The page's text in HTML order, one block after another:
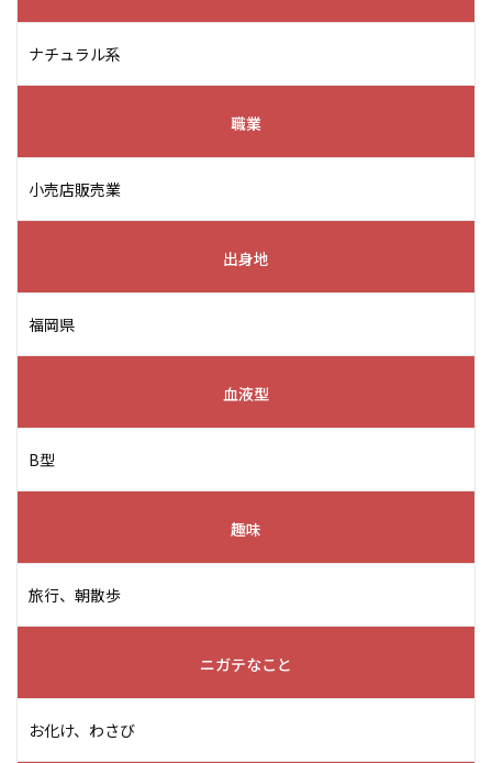
ナチュラル系
職業
小売店販売業
出身地
福岡県
血液型
B型
趣味
旅行、朝散歩
ニガテなこと
お化け、わさび